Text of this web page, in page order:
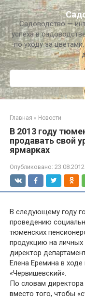
Перейти
к
контентуСадоводство —
успеха в
по уходу за
Поиск:
Главная » Новости
В 2013 году
продавать свой
ярмарках
Опубликовано: 23.08.2012
В следующему году
проведению
тюменских
продукцию на
директор
Елена Еремина в
«Червишевский».
По словам
вместо того, чтобы